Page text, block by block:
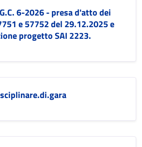
6-2026 - presa d'atto dei
e 57752 del 29.12.2025 e
progetto SAI 2223.